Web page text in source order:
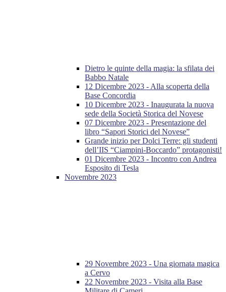
Dietro le quinte della magia: la sfilata dei
Babbo Natale
12 Dicembre 2023 - Alla scoperta della
Base Concordia
10 Dicembre 2023 - Inaugurata la nuova
sede della Società Storica del Novese
07 Dicembre 2023 - Presentazione del
libro “Sapori Storici del Novese”
Grande inizio per Dolci Terre: gli studenti
dell’IIS “Ciampini-Boccardo” protagonisti!
01 Dicembre 2023 - Incontro con Andrea
Esposito di Tesla
Novembre 2023
29 Novembre 2023 - Una giornata magica
a Cervo
22 Novembre 2023 - Visita alla Base